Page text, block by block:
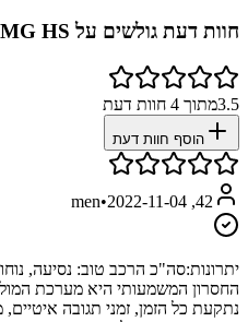
חוות דעת גולשים על MG HS
3.5מתוך 4 חוות דעת
הוסף חוות דעת
42, men
•2022-11-04
יתרונות:סה"כ הרכב טוב: נסיעה,
החסרון המשמעותי היא מערכת
נתקעת כל הזמן, זמני תגובה